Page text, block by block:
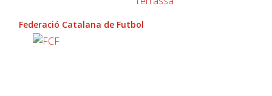
Federació Catalana de Futbol